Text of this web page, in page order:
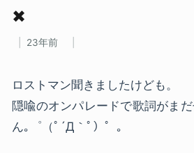
✖
23年前
ロストマン聞きましたけども。
隠喩のオンパレードで歌詞がま
ん｡゜（ﾟ´Д｀ﾟ）゜｡